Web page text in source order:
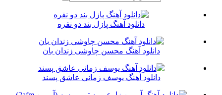
دانلود آهنگ پازل بند دو نفره
دانلود آهنگ محسن چاوشی زندان بان
دانلود آهنگ یوسف زمانی عاشق پسند